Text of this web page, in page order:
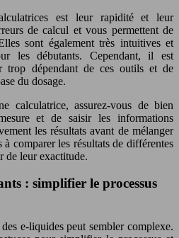
est leur rapidité et leur
de calcul et vous permettent de
sont également très intuitives et
les débutants. Cependant, il est
trop dépendant de ces outils et de
du dosage.
calculatrice, assurez-vous de bien
et de saisir les informations
les résultats avant de mélanger
comparer les résultats de différentes
de leur exactitude.
: simplifier le processus
e-liquides peut sembler complexe.